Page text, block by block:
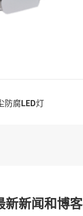
防腐LED灯
新新闻和博客